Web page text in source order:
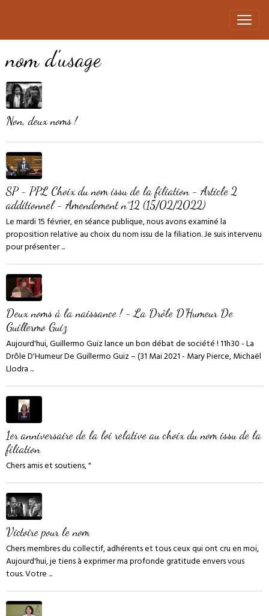
nom d'usage
Non, deux noms !
SP - PPL Choix du nom issu de la filiation - Article 2
additionnel - Amendement n°12 (15/02/2022)
Le mardi 15 février, en séance publique, nous avons examiné la
proposition relative au choix du nom issu de la filiation. Je suis intervenu
pour présenter ...
Deux noms à la naissance ! - La Drôle D'Humeur De
Guillermo Guiz
Aujourd'hui, Guillermo Guiz lance un bon débat de société ! 11h30 - La
Drôle D'Humeur De Guillermo Guiz – (31 Mai 2021 - Mary Pierce, Michaël
Llodra ...
1er anniversaire de la loi relative au choix du nom issu de la
filiation
Chers amis et soutiens, "
Victoire pour le nom
Chers membres du collectif, adhérents et tous ceux qui ont cru en moi,
Aujourd'hui, je tiens à exprimer ma profonde gratitude envers vous
tous. Votre ...